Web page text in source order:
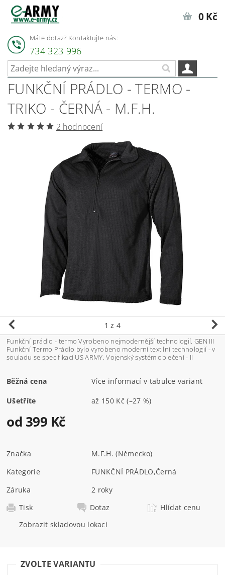
Máte dotaz? Kontaktujte nás:
734 323 996
0 Kč
FUNKČNÍ PRÁDLO - TERMO -
TRIKO - ČERNÁ - M.F.H.
2 hodnocení
1 z 4
Funkční prádlo - termo Vyrobeno nejmodernější technologií. GEN III
Funkční Termo Prádlo bylo vyrobeno moderní textilní technologií - v
souladu se specifikací US ARMY. Vojenský systém oblečení - II
Běžná cena Více informací v tabulce variant
Ušetříte až 150 Kč(–27 %)
od 399 Kč
Značka
M.F.H. (Německo)
Kategorie
FUNKČNÍ PRÁDLO,Černá
Záruka
2 roky
Tisk
Dotaz
Hlídat cenu
Zobrazit skladovou lokaci
ZVOLTE VARIANTU